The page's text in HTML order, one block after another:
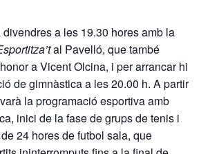
divendres a les 19.30 hores amb la
al Pavelló, que també
a Vicent Olcina, i per arrancar hi
de gimnàstica a les 20.00 h. A partir
la programació esportiva amb
inici de la fase de grups de tenis i
24 hores de futbol sala, que